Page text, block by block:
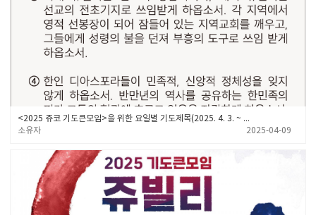
<2025 쥬코 기도큰모임>을 위한 요일별 기도제목(2025. 4. 3. ~ 6.5.)
소유자
2025-04-09